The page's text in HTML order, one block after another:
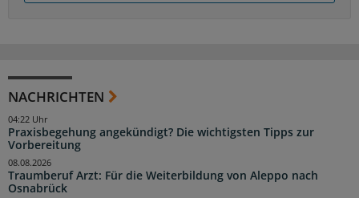
NACHRICHTEN
Praxisbegehung angekündigt? Die wichtigsten Tipps zur
Vorbereitung
04:22 Uhr
Traumberuf Arzt: Für die Weiterbildung von Aleppo nach
Osnabrück
08.08.2026